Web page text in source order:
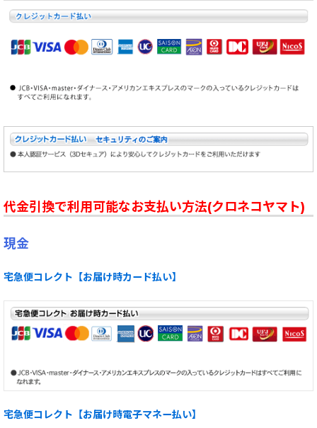
代金引換で利用可能なお支払い方法(クロネコヤマト)
現金
宅急便コレクト【お届け時カード払い】
宅急便コレクト【お届け時電子マネー払い】